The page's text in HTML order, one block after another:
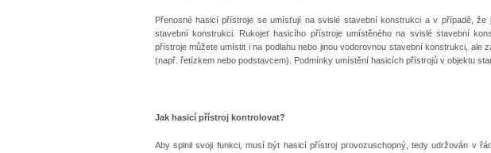
Přenosné hasicí přístroje se umísťují na svislé stavební konstrukci a v případě,
stavební konstrukci. Rukojeť hasicího přístroje umístěného na svislé stavební
přístroje můžete umístit i na podlahu nebo jinou vodorovnou stavební konstrukci, ale
(např. řetízkem nebo podstavcem). Podmínky umístění hasicích přístrojů v objektu
Jak hasicí přístroj kontrolovat?
Aby splnil svoji funkci, musí být hasicí přístroj provozuschopný, tedy udržován v